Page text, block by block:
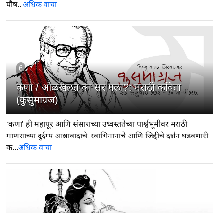
पौष...अधिक वाचा
6
कणा / ओळखलत का सर मला?: मराठी कविता
(कुसुमाग्रज)
‘कणा’ ही महापूर आणि संसाराच्या उध्वस्ततेच्या पार्श्वभूमीवर मराठी
माणसाच्या दुर्दम्य आशावादाचे, स्वाभिमानाचे आणि जिद्दीचे दर्शन घडवणारी
क...अधिक वाचा